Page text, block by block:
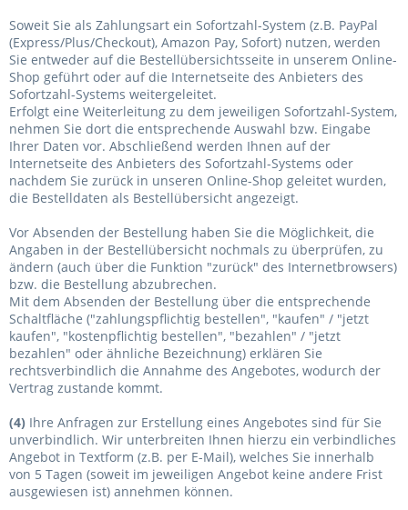
Soweit Sie als Zahlungsart ein Sofortzahl-System (z.B. PayPal
(Express/Plus/Checkout), Amazon Pay, Sofort) nutzen, werden
Sie entweder auf die Bestellübersichtsseite in unserem Online-
Shop geführt oder auf die Internetseite des Anbieters des
Sofortzahl-Systems weitergeleitet.
Erfolgt eine Weiterleitung zu dem jeweiligen Sofortzahl-System,
nehmen Sie dort die entsprechende Auswahl bzw. Eingabe
Ihrer Daten vor. Abschließend werden Ihnen auf der
Internetseite des Anbieters des Sofortzahl-Systems oder
nachdem Sie zurück in unseren Online-Shop geleitet wurden,
die Bestelldaten als Bestellübersicht angezeigt.
Vor Absenden der Bestellung haben Sie die Möglichkeit, die
Angaben in der Bestellübersicht nochmals zu überprüfen, zu
ändern (auch über die Funktion "zurück" des Internetbrowsers)
bzw. die Bestellung abzubrechen.
Mit dem Absenden der Bestellung über die entsprechende
Schaltfläche ("zahlungspflichtig bestellen", "kaufen" / "jetzt
kaufen", "kostenpflichtig bestellen", "bezahlen" / "jetzt
bezahlen" oder ähnliche Bezeichnung) erklären Sie
rechtsverbindlich die Annahme des Angebotes, wodurch der
Vertrag zustande kommt.
(4) Ihre Anfragen zur Erstellung eines Angebotes sind für Sie
unverbindlich. Wir unterbreiten Ihnen hierzu ein verbindliches
Angebot in Textform (z.B. per E-Mail), welches Sie innerhalb
von 5 Tagen (soweit im jeweiligen Angebot keine andere Frist
ausgewiesen ist) annehmen können.